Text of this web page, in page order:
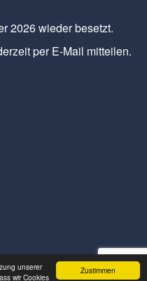
Zustimmen
unserer
wir Cookies
2026 wieder besetzt.
per E-Mail mitteilen.